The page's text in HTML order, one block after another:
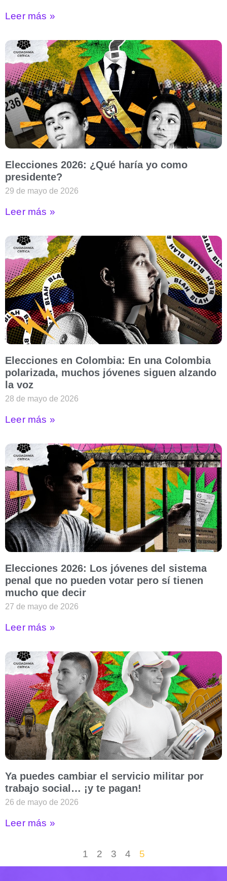
Leer más »
Elecciones 2026: ¿Qué haría yo como
presidente?
29 de mayo de 2026
Leer más »
Elecciones en Colombia: En una Colombia
polarizada, muchos jóvenes siguen alzando
la voz
28 de mayo de 2026
Leer más »
Elecciones 2026: Los jóvenes del sistema
penal que no pueden votar pero sí tienen
mucho que decir
27 de mayo de 2026
Leer más »
Ya puedes cambiar el servicio militar por
trabajo social… ¡y te pagan!
26 de mayo de 2026
Leer más »
1 2 3 4 5